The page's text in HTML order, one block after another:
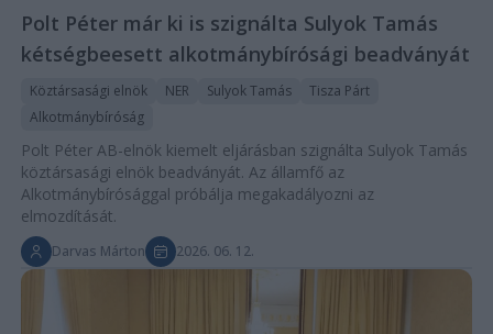
Polt Péter már ki is szignálta Sulyok Tamás
kétségbeesett alkotmánybírósági beadványát
Köztársasági elnök NER Sulyok Tamás
Tisza Párt
Alkotmánybíróság
Polt Péter AB-elnök kiemelt eljárásban szignálta Sulyok Tamás
köztársasági elnök beadványát. Az államfő az
Alkotmánybírósággal próbálja megakadályozni az
elmozdítását.
Darvas Márton 2026. 06. 12.